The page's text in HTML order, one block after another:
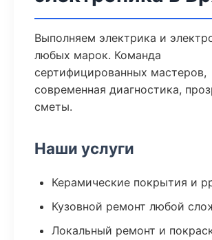
Выполняем электрика и
любых марок. Команда
сертифицированных мастеров,
современная диагностика,
сметы.
Наши услуги
Керамические покрытия и
Кузовной ремонт любой
Локальный ремонт и